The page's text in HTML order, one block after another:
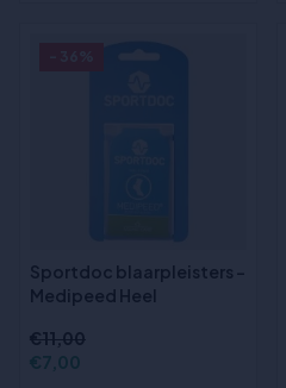
Sportdoc blaarpleisters -
Medipeed Heel
€11,00
€7,00